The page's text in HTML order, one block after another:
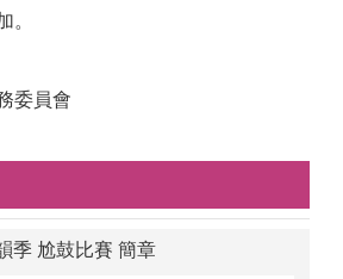
。
委員會
季 尬鼓比賽 簡章